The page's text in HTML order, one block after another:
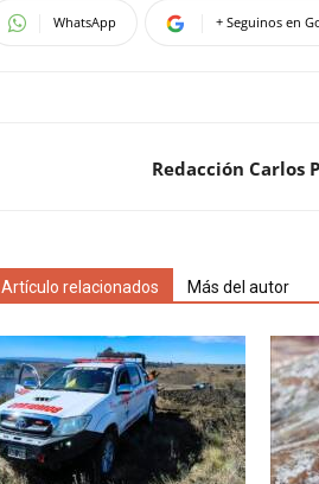
WhatsApp + Seguinos en
Redacción Carlos
Artículo relacionados Más del autor